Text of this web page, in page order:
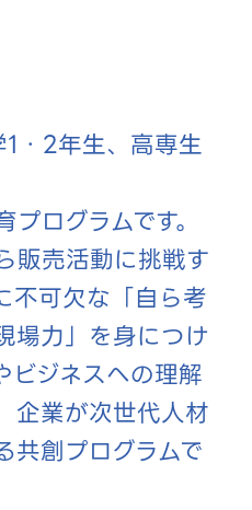
・2年生、高専生
ログラムです。
販売活動に挑戦す
不可欠な「自ら考
場力」を身につけ
ビジネスへの理解
企業が次世代人材
共創プログラムで